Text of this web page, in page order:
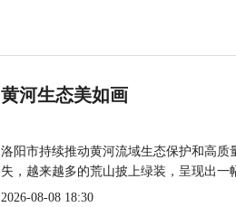
黄河生态美如画
洛阳市持续推动黄河流域生态保护和高
失，越来越多的荒山披上绿装，呈现出一
2026-08-08 18:30